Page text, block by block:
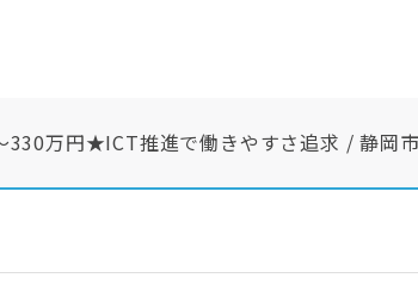
330万円★ICT推進で働きやすさ追求 / 静岡